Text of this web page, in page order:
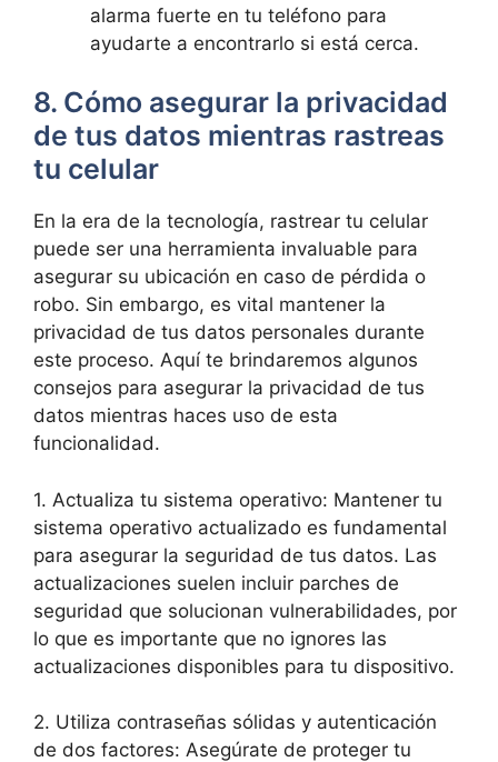
alarma⁣ fuerte en ‍tu teléfono⁣ para
ayudarte a encontrarlo⁤ si​ está cerca.
8.⁣ Cómo⁣ asegurar la privacidad
de ⁢tus ⁣datos ‌mientras rastreas
tu celular
En la ‍era de⁢ la tecnología, ‍rastrear tu celular
puede ser una herramienta invaluable para‌
asegurar su⁢ ubicación en caso de pérdida o
‌robo. Sin embargo, es vital mantener la
⁢privacidad de tus datos personales ⁣durante‌
este proceso. Aquí te brindaremos algunos
consejos ​para asegurar la ⁢privacidad de ⁢tus
datos mientras haces uso‌ de esta
funcionalidad.
1. Actualiza tu sistema⁤ operativo: Mantener tu
‍sistema operativo actualizado​ es fundamental
para asegurar‍ la seguridad ⁤de tus⁢ datos. Las
actualizaciones suelen incluir parches de
⁣seguridad que solucionan⁣ vulnerabilidades, por
lo‍ que⁢ es ‍importante que ⁤no ignores las
actualizaciones disponibles para tu dispositivo.
2. Utiliza ⁣contraseñas sólidas y autenticación
de dos factores: Asegúrate de proteger tu